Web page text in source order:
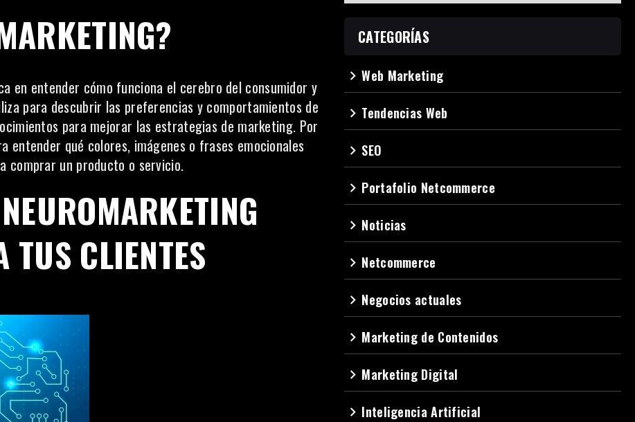
en entender cómo funciona el cerebro del consumidor y
para descubrir las preferencias y comportamientos de
para mejorar las estrategias de marketing. Por
entender qué colores, imágenes o frases emocionales
comprar un producto o servicio.
CLIENTES
CATEGORÍAS
navigate_nextWeb Marketing
navigate_next Tendencias Web
navigate_next SEO
navigate_next Portafolio Netcommerce
navigate_next Noticias
navigate_next Netcommerce
navigate_next Negocios actuales
navigate_next Marketing de Contenidos
navigate_next Marketing Digital
navigate_next Inteligencia Artificial